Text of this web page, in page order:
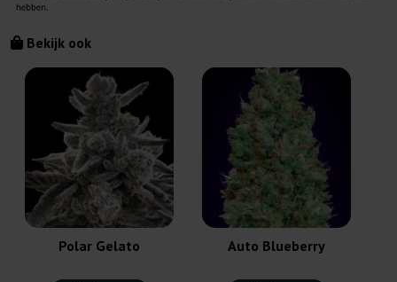
Bekijk ook
Polar Gelato Auto Blueberry